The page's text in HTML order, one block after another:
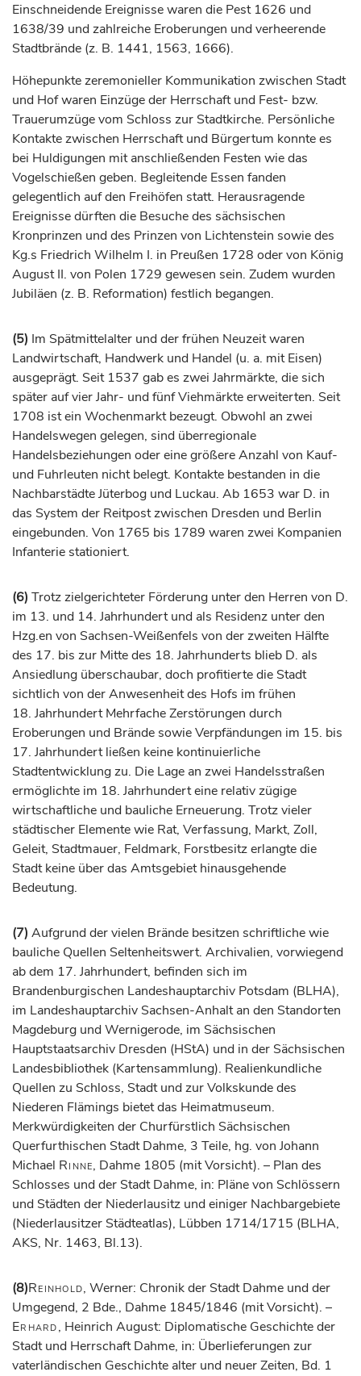
Einschneidende Ereignisse waren die Pest 1626 und
1638/39 und zahlreiche Eroberungen und verheerende
Stadtbrände (z. B. 1441, 1563, 1666).
Höhepunkte zeremonieller Kommunikation zwischen Stadt
und Hof waren Einzüge der Herrschaft und Fest- bzw.
Trauerumzüge vom Schloss zur Stadtkirche. Persönliche
Kontakte zwischen Herrschaft und Bürgertum konnte es
bei Huldigungen mit anschließenden Festen wie das
Vogelschießen geben. Begleitende Essen fanden
gelegentlich auf den Freihöfen statt. Herausragende
Ereignisse dürften die Besuche des sächsischen
Kronprinzen und des Prinzen von Lichtenstein sowie des
Kg.s Friedrich Wilhelm I. in Preußen 1728 oder von König
August II. von Polen 1729 gewesen sein. Zudem wurden
Jubiläen (z. B. Reformation) festlich begangen.
(5) Im Spätmittelalter und der frühen Neuzeit waren
Landwirtschaft, Handwerk und Handel (u. a. mit Eisen)
ausgeprägt. Seit 1537 gab es zwei Jahrmärkte, die sich
später auf vier Jahr- und fünf Viehmärkte erweiterten. Seit
1708 ist ein Wochenmarkt bezeugt. Obwohl an zwei
Handelswegen gelegen, sind überregionale
Handelsbeziehungen oder eine größere Anzahl von Kauf-
und Fuhrleuten nicht belegt. Kontakte bestanden in die
Nachbarstädte Jüterbog und Luckau. Ab 1653 war D. in
das System der Reitpost zwischen Dresden und Berlin
eingebunden. Von 1765 bis 1789 waren zwei Kompanien
Infanterie stationiert.
(6) Trotz zielgerichteter Förderung unter den Herren von D.
im 13. und 14. Jahrhundertund als Residenz unter den
Hzg.en von Sachsen-Weißenfels von der zweiten Hälfte
des 17. bis zur Mitte des 18. Jahrhunderts blieb D. als
Ansiedlung überschaubar, doch profitierte die Stadt
sichtlich von der Anwesenheit des Hofs im frühen
18. JahrhundertMehrfache Zerstörungen durch
Eroberungen und Brände sowie Verpfändungen im 15. bis
17. Jahrhundertließen keine kontinuierliche
Stadtentwicklung zu. Die Lage an zwei Handelsstraßen
ermöglichte im 18. Jahrhunderteine relativ zügige
wirtschaftliche und bauliche Erneuerung. Trotz vieler
städtischer Elemente wie Rat, Verfassung, Markt, Zoll,
Geleit, Stadtmauer, Feldmark, Forstbesitz erlangte die
Stadt keine über das Amtsgebiet hinausgehende
Bedeutung.
(7) Aufgrund der vielen Brände besitzen schriftliche wie
bauliche Quellen Seltenheitswert. Archivalien, vorwiegend
ab dem 17. Jahrhundert, befinden sich im
Brandenburgischen Landeshauptarchiv Potsdam (BLHA),
im Landeshauptarchiv Sachsen-Anhalt an den Standorten
Magdeburg und Wernigerode, im Sächsischen
Hauptstaatsarchiv Dresden (HStA) und in der Sächsischen
Landesbibliothek (Kartensammlung). Realienkundliche
Quellen zu Schloss, Stadt und zur Volkskunde des
Niederen Flämings bietet das Heimatmuseum.
Merkwürdigkeiten der Churfürstlich Sächsischen
Querfurthischen Stadt Dahme, 3 Teile, hg. von Johann
Michael Rinne, Dahme 1805 (mit Vorsicht). – Plan des
Schlosses und der Stadt Dahme, in: Pläne von Schlössern
und Städten der Niederlausitz und einiger Nachbargebiete
(Niederlausitzer Städteatlas), Lübben 1714/1715 (BLHA,
AKS, Nr. 1463, Bl.13).
(8)Reinhold, Werner: Chronik der Stadt Dahme und der
Umgegend, 2 Bde., Dahme 1845/1846 (mit Vorsicht). –
Erhard, Heinrich August: Diplomatische Geschichte der
Stadt und Herrschaft Dahme, in: Überlieferungen zur
vaterländischen Geschichte alter und neuer Zeiten, Bd. 1